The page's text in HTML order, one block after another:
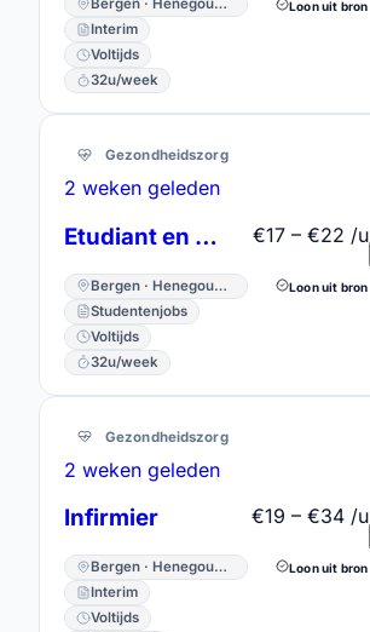
Bergen · Henegouwen
Interim
Voltijds
32u/week
Loon uit bron
Gezondheidszorg
2 weken geleden
Etudiant en soins infirmiers
Bergen · Henegouwen
Studentenjobs
Voltijds
32u/week
€17 – €22 /u
Loon uit bron
Gezondheidszorg
2 weken geleden
Infirmier
Bergen · Henegouwen
Interim
Voltijds
€19 – €34 /u
Loon uit bron